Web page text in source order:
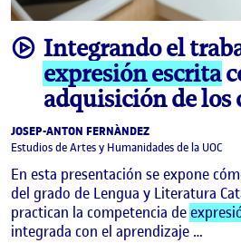
videoIntegrando el
expresión escrita
adquisición de los
JOSEP-ANTON FERNÀNDEZ
Estudios de Artes y Humanidades de la UOC
En esta presentación se expone
del grado de Lengua y Literatura
practican la competencia de
integrada con el aprendizaje …